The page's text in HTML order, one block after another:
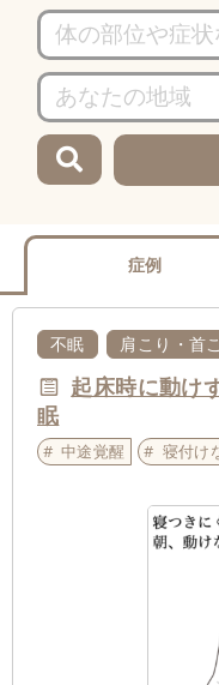
症例
不眠 肩こり・首
起床時に動け
眠
中途覚醒 寝付け